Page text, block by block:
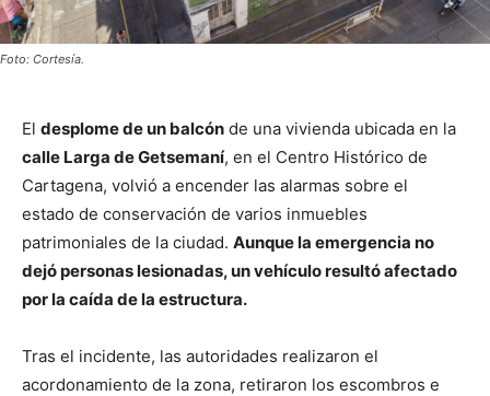
Foto: Cortesía.
El desplome de un balcón de una vivienda ubicada en la
calle Larga de Getsemaní, en el Centro Histórico de
Cartagena, volvió a encender las alarmas sobre el
estado de conservación de varios inmuebles
patrimoniales de la ciudad. Aunque la emergencia no
dejó personas lesionadas, un vehículo resultó afectado
por la caída de la estructura.
Tras el incidente, las autoridades realizaron el
acordonamiento de la zona, retiraron los escombros e